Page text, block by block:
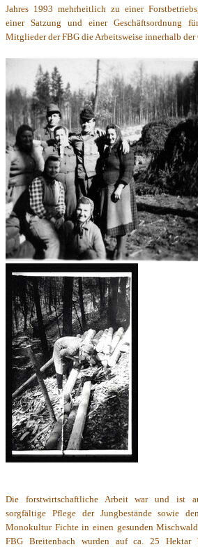
Jahres 1993 mehrheitlich zu einer
einer Satzung und einer Geschäftsordnung
Mitglieder der FBG die Arbeitsweise innerhalb der
Die forstwirtschaftliche Arbeit war und ist
sorgfältige Pflege der Jungbestände sowie
Monokultur Fichte in einen gesunden
FBG Breitenbach wurden auf ca. 25 Hektar